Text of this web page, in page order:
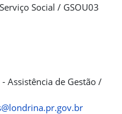
Social / GSOU03
Assistência de Gestão /